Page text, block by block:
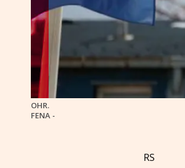
OHR.
FENA -
RS